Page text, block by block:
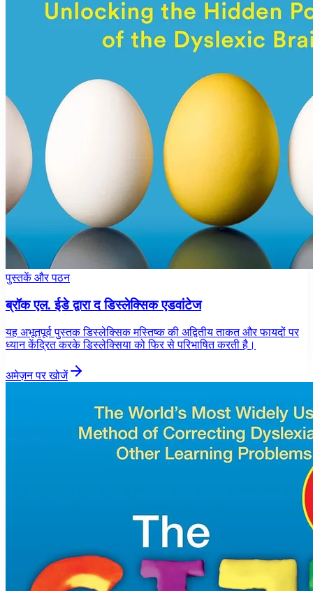
पुस्तकें और पठन
ब्रॉक एल. ईडे द्वारा द डिस्लेक्सिक एडवांटेज
यह अभूतपूर्व पुस्तक डिस्लेक्सिक मस्तिष्क की अद्वितीय ताकत और फायदों पर
ध्यान केंद्रित करके डिस्लेक्सिया को फिर से परिभाषित करती है।
अमेज़न पर खोजें